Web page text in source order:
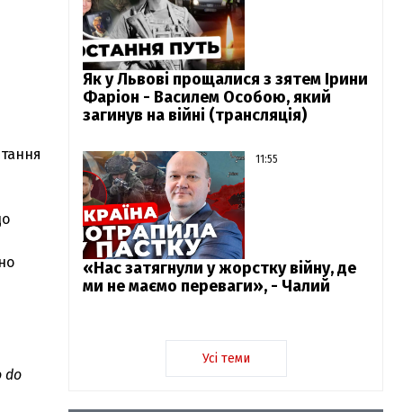
do
Як у Львові прощалися з зятем Ірини
Фаріон - Василем Особою, який
загинув на війні (трансляція)
11:55
«Нас затягнули у жорстку війну, де
ми не маємо переваги», - Чалий
Усі теми